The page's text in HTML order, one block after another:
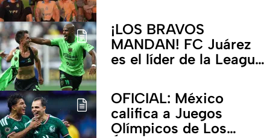
de Argentina?
¡LOS BRAVOS
MANDAN! FC Juárez
es el líder de la Leagues
OFICIAL: México
califica a Juegos
Olímpicos de Los